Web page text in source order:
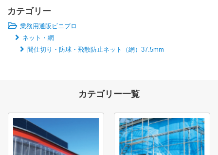
カテゴリー
業務用通販ビニプロ
ネット・網
間仕切り・防球・飛散防止ネット（網）37.5mm
カテゴリー一覧